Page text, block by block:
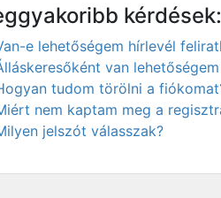
kérdések:
e lehetőségem hírlevél
van
tudom törölni a
nem kaptam meg a
jelszót válasszak?